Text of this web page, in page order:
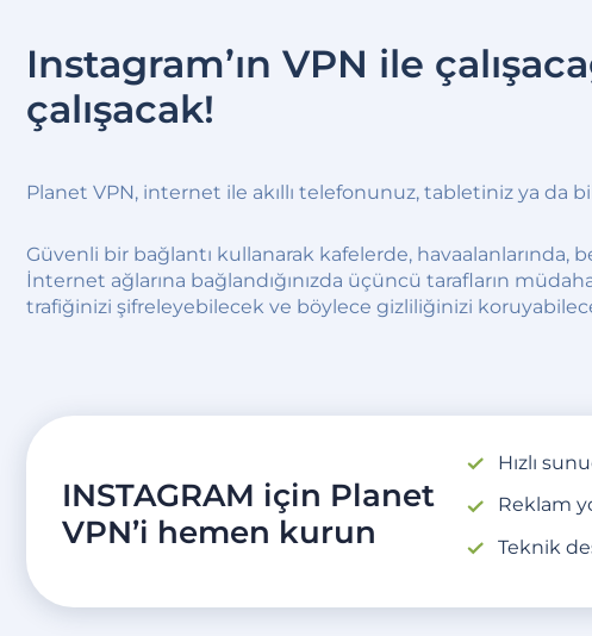
Instagram’ın VPN ile
çalışacak!
Planet VPN, internet ile akıllı telefonunuz, tabletiniz ya da
Güvenli bir bağlantı kullanarak kafelerde, havaalanlarında,
İnternet ağlarına bağlandığınızda üçüncü tarafların
trafiğinizi şifreleyebilecek ve böylece gizliliğinizi
INSTAGRAM için Planet
VPN’i hemen kurun
Hızlı
Reklam
Teknik